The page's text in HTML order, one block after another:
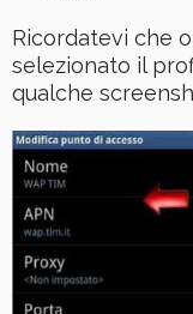
Ricordatevi che
selezionato il
qualche